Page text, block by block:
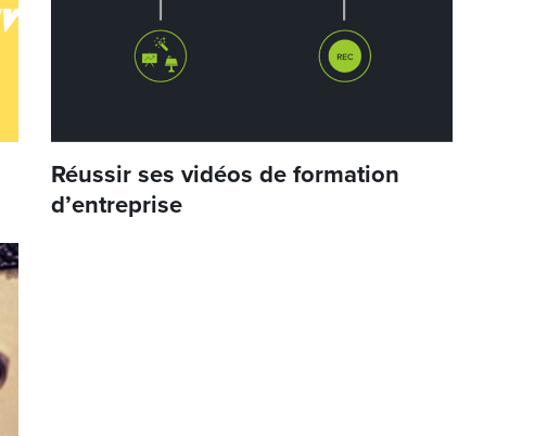
Réussir ses vidéos de formation
d’entreprise